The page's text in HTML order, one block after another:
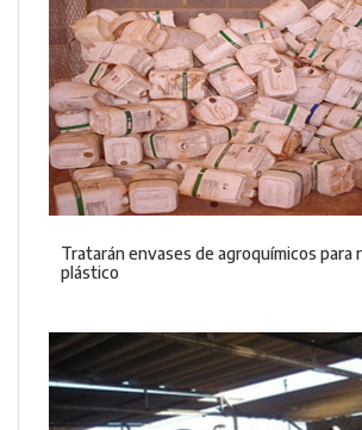
Tratarán envases de agroquímicos para
plástico